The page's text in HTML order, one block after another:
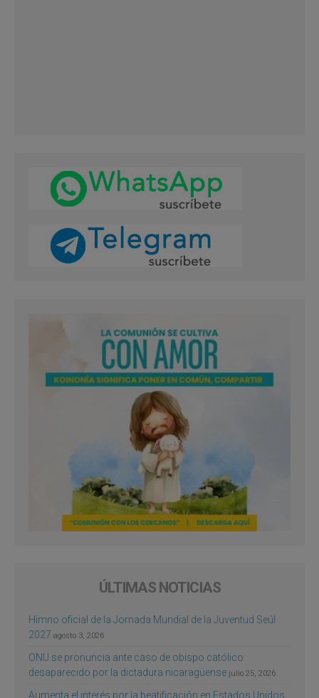
ÚLTIMAS NOTICIAS
Himno oficial de la Jornada Mundial de la Juventud Seúl
2027 agosto 3, 2026
ONU se pronuncia ante caso de obispo católico
desaparecido por la dictadura nicaragüense julio 25, 2026
Aumenta el interés por la beatificación en Estados Unidos